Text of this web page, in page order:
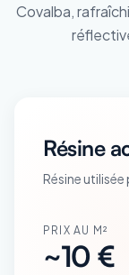
Covalba,
Résine
Résine
PRIX AU M²
~10 €